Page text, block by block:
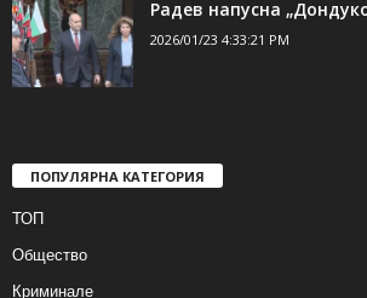
Радев напусна
2026/01/23 4:33:21 PM
ПОПУЛЯРНА КАТЕГОРИЯ
ТОП
Общество
Криминале